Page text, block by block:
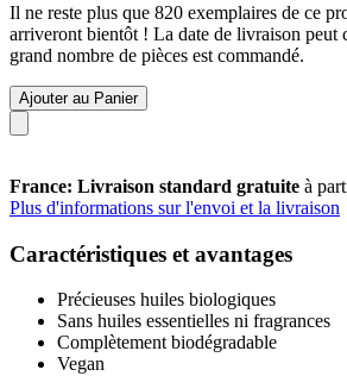
Il ne reste plus que 820 exemplaires de ce
arriveront bientôt ! La date de livraison peut
grand nombre de pièces est commandé.
Ajouter au Panier
France: Livraison standard gratuite à
Plus d'informations sur l'envoi et la livraison
Caractéristiques et avantages
Précieuses huiles biologiques
Sans huiles essentielles ni fragrances
Complètement biodégradable
Vegan